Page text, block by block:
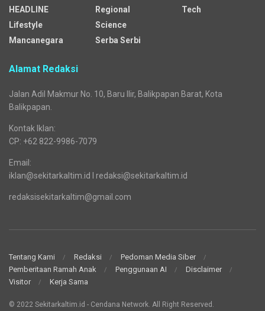
HEADLINE
Lifestyle
Mancanegara
Regional
Science
Serba Serbi
Tech
Alamat Redaksi
Jalan Adil Makmur No. 10, Baru Ilir, Balikpapan Barat, Kota
Balikpapan.
Kontak Iklan:
CP: +62 822-9986-7079
Email:
iklan@sekitarkaltim.id I redaksi@sekitarkaltim.id
redaksisekitarkaltim@gmail.com
Tentang Kami Redaksi
Pedoman Media Siber
Pemberitaan Ramah Anak
Penggunaan AI
Disclaimer
Visitor
Kerja Sama
© 2022 Sekitarkaltim.id - Cendana Network. All Right Reserved.